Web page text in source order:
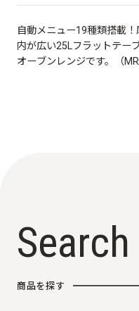
自動メニュー19種類搭載！
内が広い25Lフラットテー
オーブンレンジです。（
Search
商品を探す